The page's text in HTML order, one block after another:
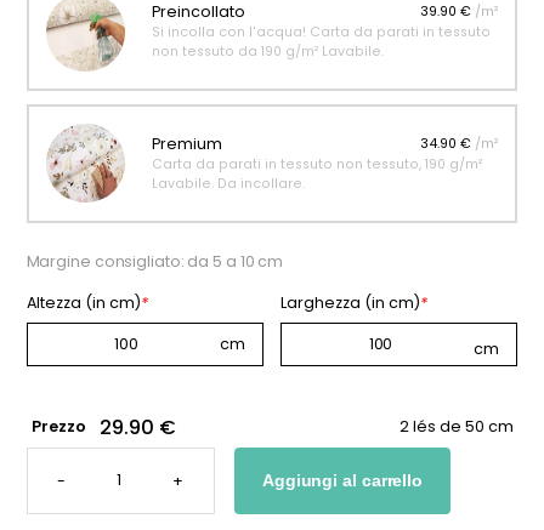
Preincollato 39.90 € /m²
Si incolla con l'acqua! Carta da parati in tessuto
non tessuto da 190 g/m² Lavabile.
Premium 34.90 € /m²
Carta da parati in tessuto non tessuto, 190 g/m²
Lavabile. Da incollare.
Margine consigliato: da 5 a 10 cm
Altezza (in cm)* Larghezza (in cm)*
Prezzo 29.90 € 2 lés de 50 cm
-
CARTA
PARATI
CON
+ Aggiungi al carrello